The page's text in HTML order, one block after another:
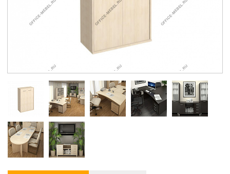
Заказ каталога
Заказать обратный звонок